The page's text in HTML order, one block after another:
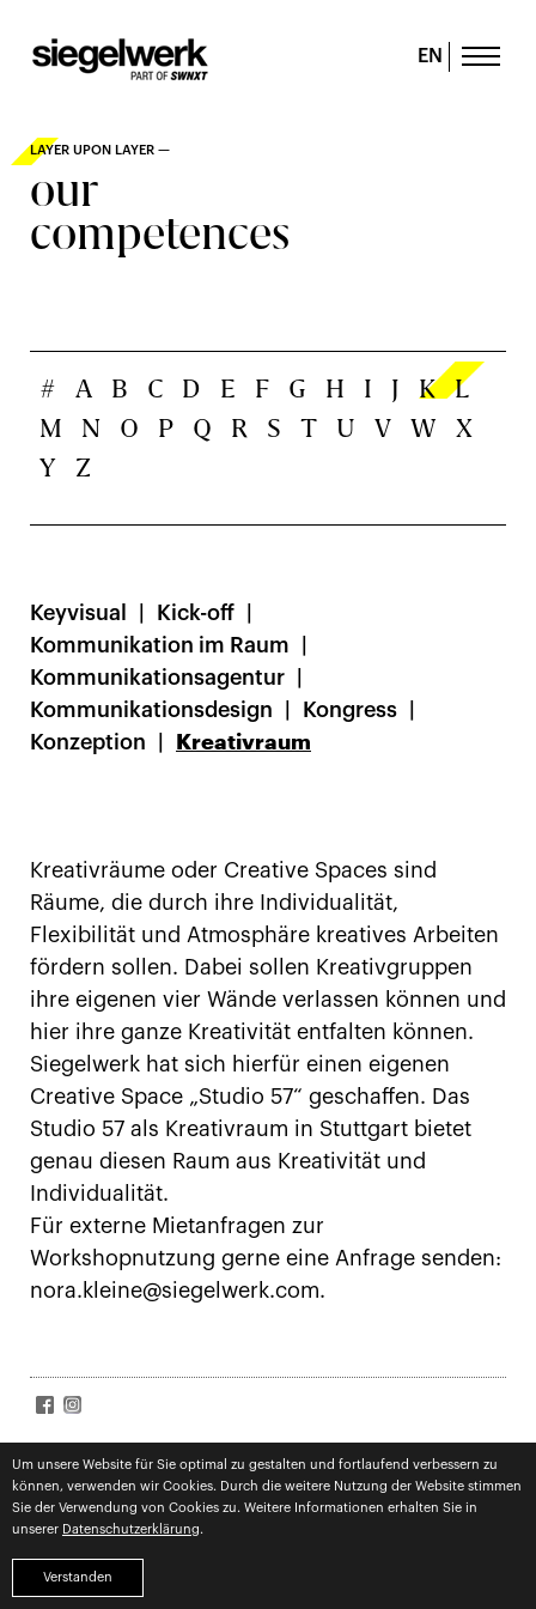
Verstanden
Um unsere Website für Sie optimal zu gestalten und fortlaufend verbessern zu
können, verwenden wir Cookies. Durch die weitere Nutzung der Website stimmen
Sie der Verwendung von Cookies zu. Weitere Informationen erhalten Sie in
unserer Datenschutzerklärung.
EN
LAYER UPON LAYER —
our
competences
# A B C D E F G H I J K L
M
N O P Q R S T U V W
X
Y
Z
Keyvisual
Kick-off
Kommunikation im Raum
Kommunikationsagentur
Kommunikationsdesign
Kongress
Konzeption
Kreativraum
Kreativräume oder Creative Spaces sind
Räume, die durch ihre Individualität,
Flexibilität und Atmosphäre kreatives Arbeiten
fördern sollen. Dabei sollen Kreativgruppen
ihre eigenen vier Wände verlassen können und
hier ihre ganze Kreativität entfalten können.
Siegelwerk hat sich hierfür einen eigenen
Creative Space „Studio 57“ geschaffen. Das
Studio 57 als Kreativraum in Stuttgart bietet
genau diesen Raum aus Kreativität und
Individualität.
Für externe Mietanfragen zur
Workshopnutzung gerne eine Anfrage senden:
nora.kleine@siegelwerk.com.
SIGN UP FOR NEWS
Datenschutzzugestimmt Subscribe